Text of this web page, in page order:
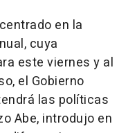
en la
cuya
este viernes y al
el Gobierno
las políticas
Abe, introdujo en